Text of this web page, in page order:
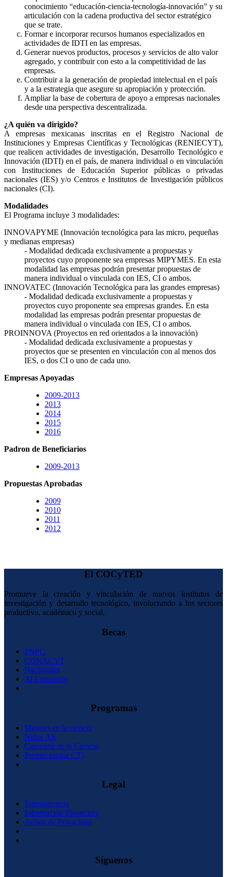
conocimiento “educación-ciencia-tecnología-innovación” y su
articulación con la cadena productiva del sector estratégico
que se trate.
Formar e incorporar recursos humanos especializados en
actividades de IDTI en las empresas.
Generar nuevos productos, procesos y servicios de alto valor
agregado, y contribuir con esto a la competitividad de las
empresas.
Contribuir a la generación de propiedad intelectual en el país
y a la estrategia que asegure su apropiación y protección.
Ampliar la base de cobertura de apoyo a empresas nacionales
desde una perspectiva descentralizada.
¿A quién va dirigido?
A empresas mexicanas inscritas en el Registro Nacional de
Instituciones y Empresas Científicas y Tecnológicas (RENIECYT),
que realicen actividades de investigación, Desarrollo Tecnológico e
Innovación (IDTI) en el país, de manera individual o en vinculación
con Instituciones de Educación Superior públicas o privadas
nacionales (IES) y/o Centros e Institutos de Investigación públicos
nacionales (CI).
Modalidades
El Programa incluye 3 modalidades:
INNOVAPYME (Innovación tecnológica para las micro, pequeñas
y medianas empresas)
- Modalidad dedicada exclusivamente a propuestas y
proyectos cuyo proponente sea empresas MIPYMES. En esta
modalidad las empresas podrán presentar propuestas de
manera individual o vinculada con IES, CI o ambos.
INNOVATEC (Innovación Tecnológica para las grandes empresas)
- Modalidad dedicada exclusivamente a propuestas y
proyectos cuyo proponente sea empresas grandes. En esta
modalidad las empresas podrán presentar propuestas de
manera individual o vinculada con IES, CI o ambos.
PROINNOVA (Proyectos en red orientados a la innovación)
- Modalidad dedicada exclusivamente a propuestas y
proyectos que se presenten en vinculación con al menos dos
IES, o dos CI o uno de cada uno.
Empresas Apoyadas
2009-2013
2013
2014
2015
2016
Padron de Beneficiarios
2009-2013
Propuestas Aprobadas
2009
2010
2011
2012
El COCyTED
Promueve la creación y vinculación de nuevos institutos de
investigación y desarrollo tecnológico, involucrando a los sectores
productivo, académico y social.
Becas
PNPC
CONACYT
Nacionales
Al Extranjero
Programas
Mujeres en la ciencia
Niños AS
Caravana de la Ciencia
Premio estatal CTI
Legal
Transparencia
Información Financiera
Avisos de Privacidad
Síguenos